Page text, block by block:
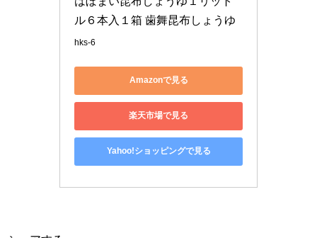
ル６本入１箱 歯舞昆布しょうゆ
hks-6
Amazonで見る
楽天市場で見る
Yahoo!ショッピングで見る